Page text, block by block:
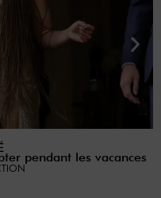
pendant les vacances